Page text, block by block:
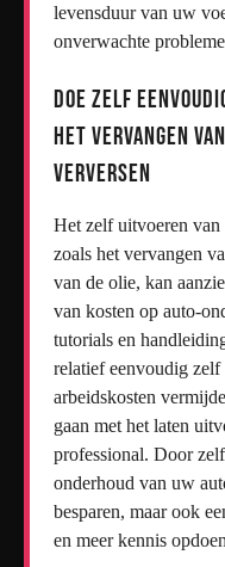
levensduur van uw
onverwachte
Doe zelf
het vervangen
verversen
Het zelf uitvoeren van
zoals het vervangen
van de olie, kan
van kosten op auto-
tutorials en
relatief eenvoudig
arbeidskosten
gaan met het laten
professional. Door
onderhoud van uw
besparen, maar ook
en meer kennis